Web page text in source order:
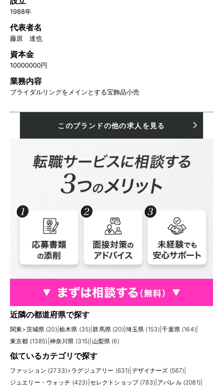
1988年
代表者名
藤原 達也
資本金
10000000円
業務内容
ブライダルリングをメインとする宝飾品小売
このブランドの他の求人を見る
近隣の都道府県で探す
関東>茨城県 (20) 栃木県 (35) |群馬県 (20) 埼玉県 (153) |千葉県 (164)
東京都 (1385) 神奈川県 (315) 山梨県 (6)
似ているカテゴリで探す
ファッション (2733)>ラグジュアリー (631) デザイナーズ (567)
ジュエリー・ウォッチ (423) セレクトショップ (783) アパレル (2081)